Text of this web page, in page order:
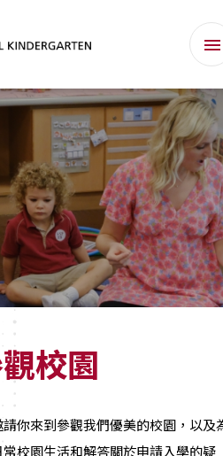
校園
你來到參觀我們優美的校園，以及
校園生活和解答關於申請入學的疑